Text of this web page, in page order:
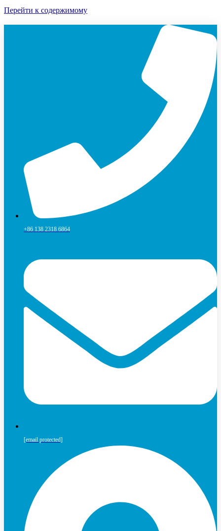
Перейти к содержимому
+86 138 2318 6864
[email protected]